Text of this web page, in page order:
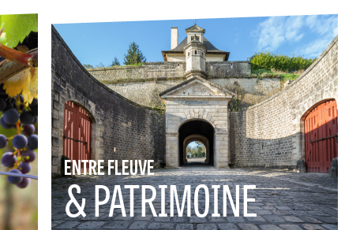
ENTRE FLEUVE
& PATRIMOINE